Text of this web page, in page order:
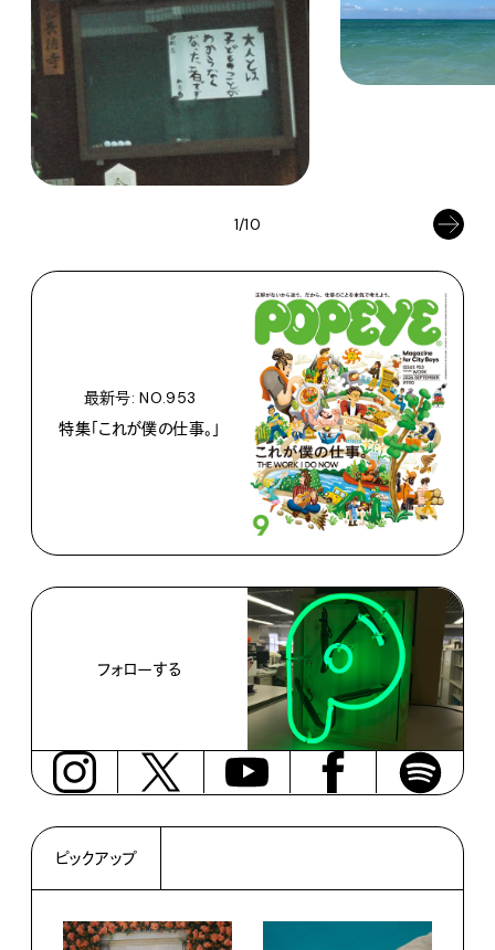
1/10
最新号: NO.953
特集「これが僕の仕事。」
フォローする
ピックアップ